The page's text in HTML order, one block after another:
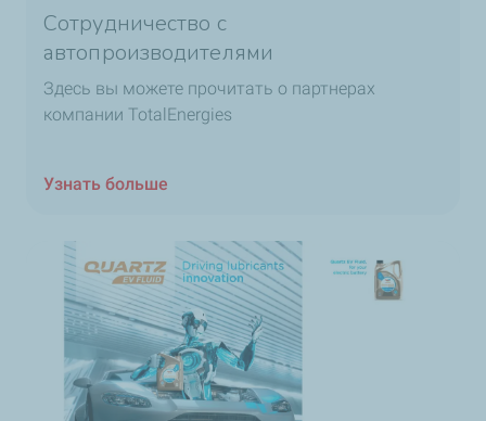
Сотрудничество с
автопроизводителями
Здесь вы можете прочитать о партнерах
компании TotalEnergies
Узнать больше